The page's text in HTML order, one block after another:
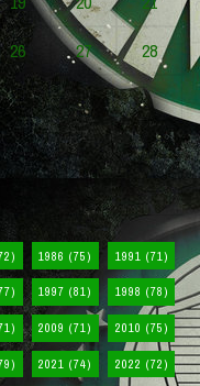
26 27
28
1986 (75) 1991 (71)
1997 (81) 1998 (78)
2009 (71) 2010 (75)
2021 (74) 2022 (72)